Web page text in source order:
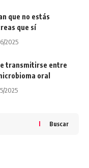
que no estás
que sí
2025
transmitirse entre
oral
2025
Buscar